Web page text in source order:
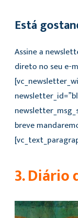
Está
Assine a
direto no seu e-
breve
3. Diário